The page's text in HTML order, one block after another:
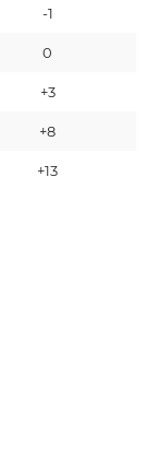
-1
0
+3
+8
+13